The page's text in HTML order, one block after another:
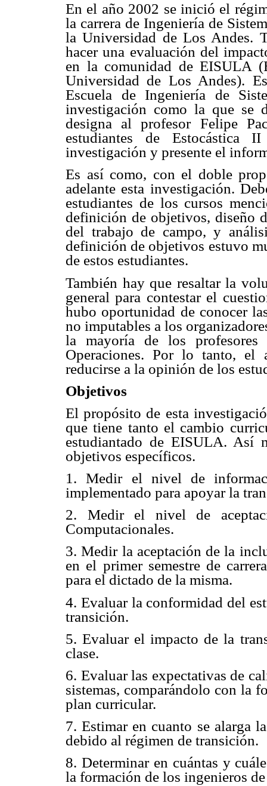
En el año 2002 se inició el
la carrera de Ingeniería de
la Universidad de Los Andes.
hacer una evaluación del
en la comunidad de EISULA
Universidad de Los Andes).
Escuela de Ingeniería de
investigación como la que se
designa al profesor Felipe
estudiantes de
investigación y presente el
Es así como, con el doble
adelante esta investigación.
estudiantes de los cursos
definición de objetivos, diseño
del trabajo de campo, y
definición de objetivos estuvo
de estos estudiantes.
También hay que resaltar la
general para contestar el
hubo oportunidad de conocer
no imputables a los
la mayoría de los profesores
Operaciones. Por lo tanto, el
reducirse a la opinión de los
Objetivos
El propósito de esta
que tiene tanto el cambio
estudiantado de EISULA. Así
objetivos específicos.
1. Medir el nivel de
implementado para apoyar la
2. Medir el nivel de
Computacionales.
3. Medir la aceptación de la
en el primer semestre de
para el dictado de la misma.
4. Evaluar la conformidad del
transición.
5. Evaluar el impacto de la
clase.
6. Evaluar las expectativas de
sistemas, comparándolo con la
plan curricular.
7. Estimar en cuanto se alarga
debido al régimen de transición.
8. Determinar en cuántas y
la formación de los ingenieros